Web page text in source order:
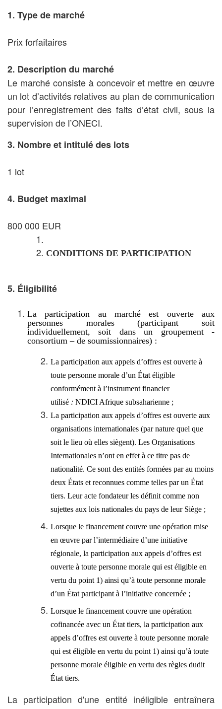
1. Type de marché
Prix forfaitaires
2. Description du marché
Le marché consiste à concevoir et mettre en œuvre
un lot d’activités relatives au plan de communication
pour l’enregistrement des faits d’état civil, sous la
supervision de l’ONECI.
3. Nombre et intitulé des lots
1 lot
4. Budget maximal
800 000 EUR
CONDITIONS DE PARTICIPATION
5. Éligibilité
La participation au marché est ouverte aux
personnes morales (participant soit
individuellement, soit dans un groupement -
consortium – de soumissionnaires) :
La participation aux appels d’offres est ouverte à
toute personne morale d’un État éligible
conformément à l’instrument financier
utilisé :NDICI Afrique subsaharienne ;
La participation aux appels d’offres est ouverte aux
organisations internationales (par nature quel que
soit le lieu où elles siègent). Les Organisations
Internationales n’ont en effet à ce titre pas de
nationalité. Ce sont des entités formées par au moins
deux États et reconnues comme telles par un État
tiers. Leur acte fondateur les définit comme non
sujettes aux lois nationales du pays de leur Siège ;
Lorsque le financement couvre une opération mise
en œuvre par l’intermédiaire d’une initiative
régionale, la participation aux appels d’offres est
ouverte à toute personne morale qui est éligible en
vertu du point 1) ainsi qu’à toute personne morale
d’un État participant à l’initiative concernée ;
Lorsque le financement couvre une opération
cofinancée avec un État tiers, la participation aux
appels d’offres est ouverte à toute personne morale
qui est éligible en vertu du point 1) ainsi qu’à toute
personne morale éligible en vertu des règles dudit
État tiers.
La participation d'une entité inéligible entraînera